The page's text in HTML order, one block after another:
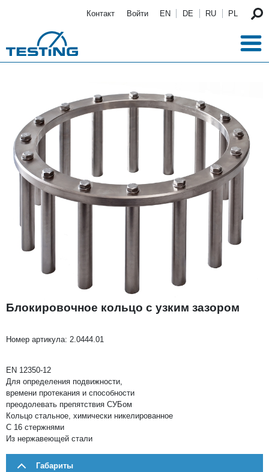
Контакт Войти EN DE RU PL
Блокировочное кольцо с узким зазором
Номер артикула: 2.0444.01
EN 12350-12
Для определения подвижности,
времени протекания и способности
преодолевать препятствия СУБом
Кольцо стальное, химически никелированное
С 16 стержнями
Из нержавеющей стали
Габариты